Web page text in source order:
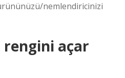
nemlendiricinizi
rengini açar